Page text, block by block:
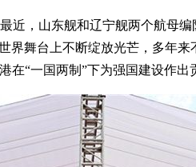
，山东舰和辽宁舰两个航母
舞台上不断绽放光芒，多年
“一国两制”下为强国建设作出